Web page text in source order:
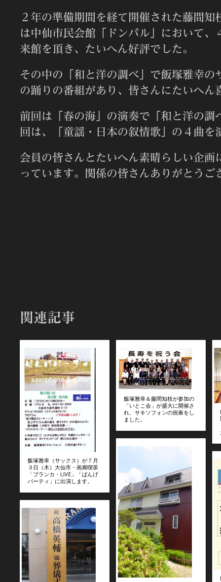
２年の準備期間を経て開催された藤間
は中仙市民会館「ドンパル」において、
来館を頂き、たいへん好評でした。
その中の「和と洋の調べ」で飯塚雅幸の
の踊りの番組があり、皆さんにたいへん
前回は「春の海」の演奏で「和と洋の調
回は、「童謡・日本の叙情歌」の４曲を
会員の皆さんとたいへん素晴らしい企画
っています。関係の皆さんありがとうご
関連記事
飯塚雅幸（サックス）が７月
３日（木）大仙市・画廊喫茶
「ブランカ・LIVE」「ばんげ
パーティ」に出演します。
飯塚雅幸＆藤間知枝が参加の
「いとこ会」が盛大に開催さ
れ、サキソフォンの祝奏をし
ました。